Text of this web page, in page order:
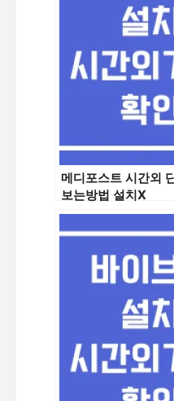
메디포스트 시간외
보는방법 설치X